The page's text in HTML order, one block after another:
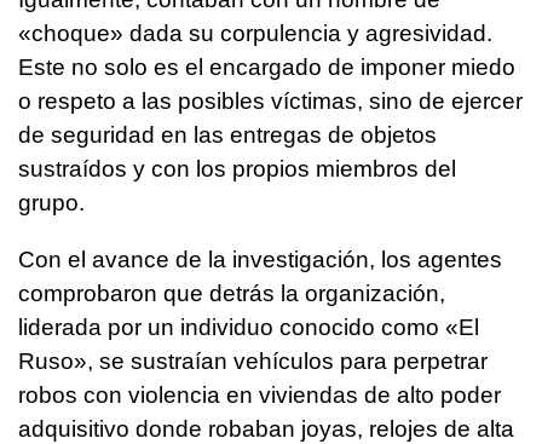
«choque» dada su corpulencia y agresividad.
Este no solo es el encargado de imponer miedo
o respeto a las posibles víctimas, sino de ejercer
de seguridad en las entregas de objetos
sustraídos y con los propios miembros del
grupo.
Con el avance de la investigación, los agentes
comprobaron que detrás la organización,
liderada por un individuo conocido como «El
Ruso», se sustraían vehículos para perpetrar
robos con violencia en viviendas de alto poder
adquisitivo donde robaban joyas, relojes de alta